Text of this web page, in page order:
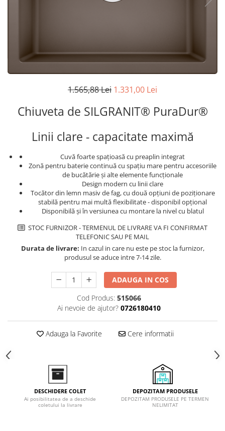
Hote cu montare pe colt
Hote rustice
Integrate in tavan
Complet incorporabile
Partial incorporabile
Plite
Ceramica
Domino( seturi modulare)
Inductie
Mixte
Plite cu hota integrata
Vitrine frigorifice si minibaruri
1.565,88 Lei 1.331,00 Lei
Chiuveta de SILGRANIT® PuraDur®
Linii clare - capacitate maximă
Cuvă foarte spațioasă cu preaplin integrat
Zonă pentru baterie continuă cu spaţiu mare pentru accesoriile
de bucătărie şi alte elemente funcţionale
Design modern cu linii clare
Tocător din lemn masiv de fag, cu două opțiuni de poziționare
stabilă pentru mai multă flexibilitate - disponibil opțional
Disponibilă și în versiunea cu montare la nivel cu blatul
STOC FURNIZOR - TERMENUL DE LIVRARE VA FI CONFIRMAT
TELEFONIC SAU PE MAIL
Durata de livrare: In cazul in care nu este pe stoc la furnizor,
produsul se aduce intre 7-14 zile.
ADAUGA IN COS
Cod Produs: 515066
Ai nevoie de ajutor? 0726180410
Adauga la Favorite Cere informatii
DESCHIDERE COLET
Ai posibilitatea de a deschide
coletului la livrare
DEPOZITAM PRODUSELE
DEPOZITAM PRODUSELE PE TERMEN
NELIMITAT